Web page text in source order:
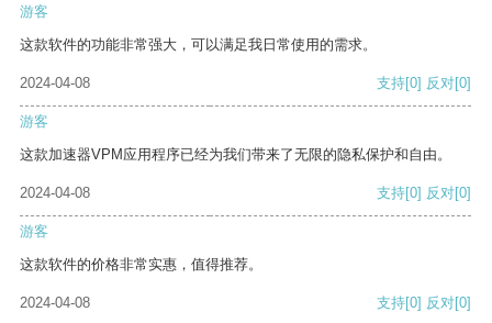
游客
这款软件的功能非常强大，可以满足我日常使用的需求。
2024-04-08 支持[0] 反对[0]
游客
这款加速器VPM应用程序已经为我们带来了无限的隐私保护和自由。
2024-04-08 支持[0] 反对[0]
游客
这款软件的价格非常实惠，值得推荐。
2024-04-08 支持[0] 反对[0]